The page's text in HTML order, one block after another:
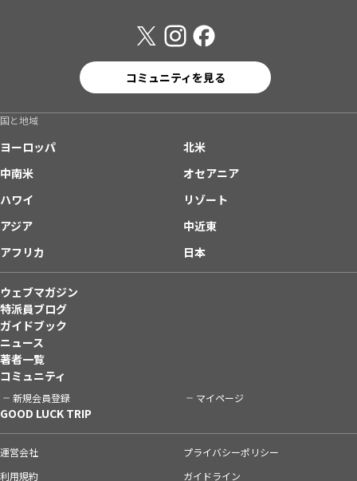
コミュニティを見る
国と地域
ヨーロッパ
北米
中南米
オセアニア
ハワイ
リゾート
アジア
中近東
アフリカ
日本
ウェブマガジン
特派員ブログ
ガイドブック
ニュース
著者一覧
コミュニティ
新規会員登録 マイページ
GOOD LUCK TRIP
運営会社
プライバシーポリシー
利用規約
ガイドライン